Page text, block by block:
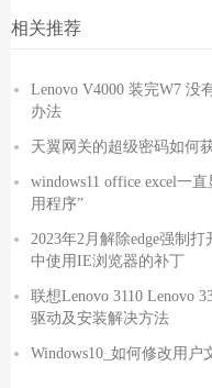
相关推荐
Lenovo V4000 装完W7 没
办法
天翼网关的超级密码如何
windows11 office excel一
用程序”
2023年2月解除edge强制
中使用IE浏览器的补丁
联想Lenovo 3110 Lenovo
驱动及安装解决方法
Windows10_如何修改用